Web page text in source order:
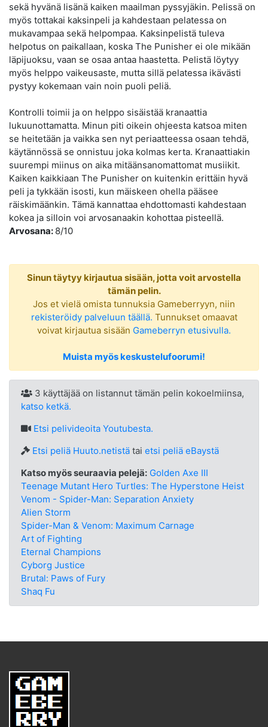
sekä hyvänä lisänä kaiken maailman pyssyjäkin. Pelissä on
myös tottakai kaksinpeli ja kahdestaan pelatessa on
mukavampaa sekä helpompaa. Kaksinpelistä tuleva
helpotus on paikallaan, koska The Punisher ei ole mikään
läpijuoksu, vaan se osaa antaa haastetta. Pelistä löytyy
myös helppo vaikeusaste, mutta sillä pelatessa ikävästi
pystyy kokemaan vain noin puoli peliä.
Kontrolli toimii ja on helppo sisäistää kranaattia
lukuunottamatta. Minun piti oikein ohjeesta katsoa miten
se heitetään ja vaikka sen nyt periaatteessa osaan tehdä,
käytännössä se onnistuu joka kolmas kerta. Kranaattiakin
suurempi miinus on aika mitäänsanomattomat musiikit.
Kaiken kaikkiaan The Punisher on kuitenkin erittäin hyvä
peli ja tykkään isosti, kun mäiskeen ohella pääsee
räiskimäänkin. Tämä kannattaa ehdottomasti kahdestaan
kokea ja silloin voi arvosanaakin kohottaa pisteellä.
Arvosana: 8/10
Sinun täytyy kirjautua sisään, jotta voit arvostella
tämän pelin.
Jos et vielä omista tunnuksia Gameberryyn, niin
rekisteröidy palveluun täällä. Tunnukset omaavat
voivat kirjautua sisään Gameberryn etusivulla.
Muista myös keskustelufoorumi!
3 käyttäjää on listannut tämän pelin kokoelmiinsa,
katso ketkä.
Etsi pelivideoita Youtubesta.
Etsi peliä Huuto.netistätai etsi peliä eBaystä
Katso myös seuraavia pelejä: Golden Axe III
Teenage Mutant Hero Turtles: The Hyperstone Heist
Venom - Spider-Man: Separation Anxiety
Alien Storm
Spider-Man & Venom: Maximum Carnage
Art of Fighting
Eternal Champions
Cyborg Justice
Brutal: Paws of Fury
Shaq Fu